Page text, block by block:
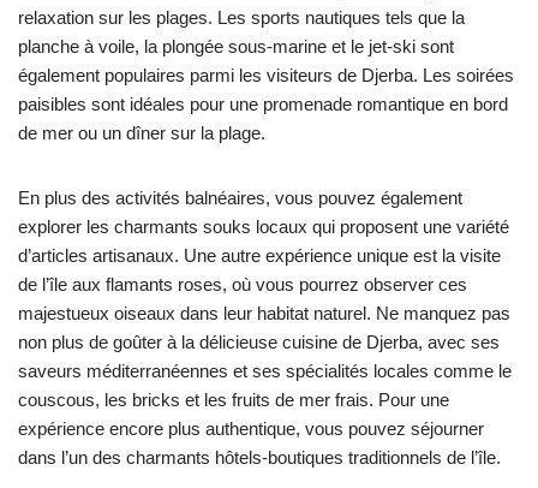
relaxation sur les plages. Les sports nautiques tels que la
planche à voile, la plongée sous-marine et le jet-ski sont
également populaires parmi les visiteurs de Djerba. Les soirées
paisibles sont idéales pour une promenade romantique en bord
de mer ou un dîner sur la plage.
En plus des activités balnéaires, vous pouvez également
explorer les charmants souks locaux qui proposent une variété
d’articles artisanaux. Une autre expérience unique est la visite
de l’île aux flamants roses, où vous pourrez observer ces
majestueux oiseaux dans leur habitat naturel. Ne manquez pas
non plus de goûter à la délicieuse cuisine de Djerba, avec ses
saveurs méditerranéennes et ses spécialités locales comme le
couscous, les bricks et les fruits de mer frais. Pour une
expérience encore plus authentique, vous pouvez séjourner
dans l’un des charmants hôtels-boutiques traditionnels de l’île.